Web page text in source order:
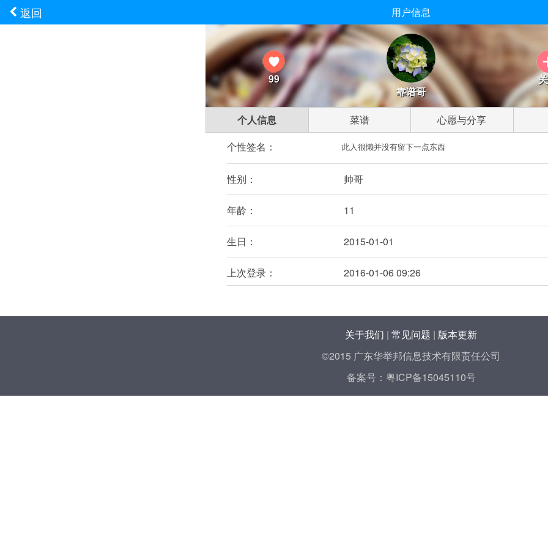
返回 用户信息
99
靠谱哥
个人信息 菜谱
心愿与分享
个性签名：
此人很懒并没有留下一点东西
性别： 帅哥
年龄： 11
生日： 2015-01-01
上次登录： 2016-01-06 09:26
关于我们 | 常见问题 | 版本更新
©2015 广东华举邦信息技术有限责任公司
备案号： 粤ICP备15045110号